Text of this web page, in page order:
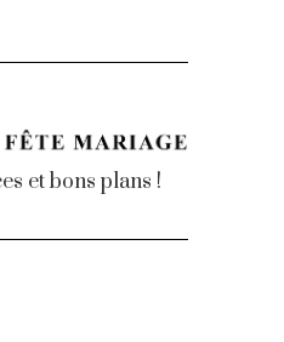
et bons plans !